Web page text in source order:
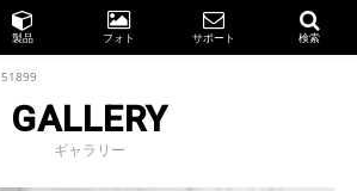
製品 フォト サポート 検索
51899
GALLERY
ギャラリー